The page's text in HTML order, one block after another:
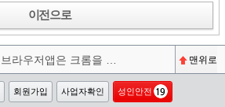
이전으로
맨위로
회원가입 사업자확인 성인안전